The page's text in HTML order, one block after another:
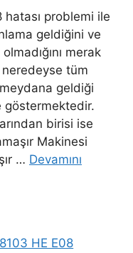
hatası problemi ile
geldiğini ve
merak
tüm
geldiği
göstermektedir.
birisi ise
Makinesi
… Devamını
HE E08